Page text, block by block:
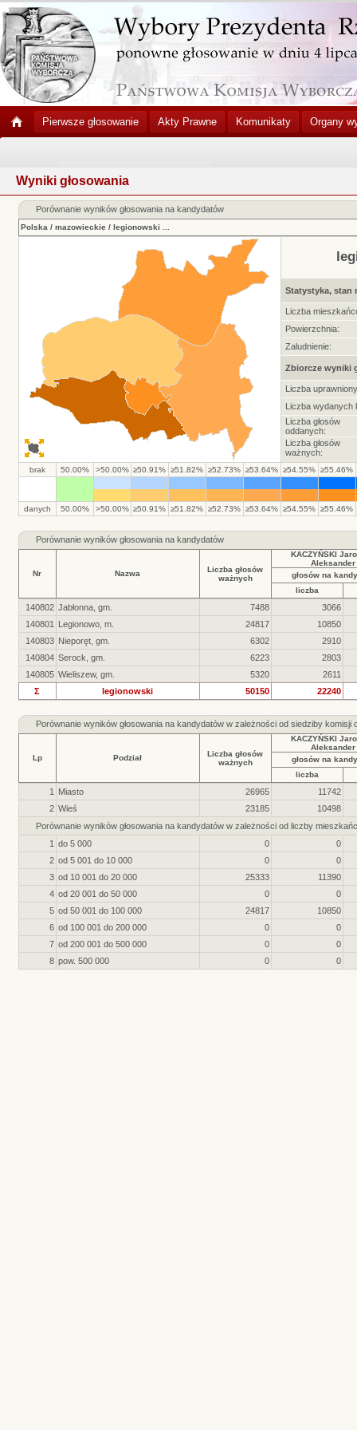
Pierwsze głosowanie Akty Prawne Komunikaty Organy
Wyniki głosowania
Porównanie wyników głosowania na kandydatów
Polska / mazowieckie / legionowski
Statystyka, stan
Liczba
Powierzchnia:
Zaludnienie:
Zbiorcze wyniki
Liczba
Liczba wydanych
Liczba głosów
oddanych:
Liczba głosów
ważnych:
brak 50.00% >50.00% ≥50.91% ≥51.82% ≥52.73% ≥53.64% ≥54.55% ≥55.46%
danych 50.00% >50.00% ≥50.91% ≥51.82% ≥52.73% ≥53.64% ≥54.55% ≥55.46%
Porównanie wyników głosowania na kandydatów
Nr Nazwa
Liczba głosów
ważnych
KACZYŃSKI
Aleksander
głosów na
liczba
140802 Jabłonna, gm. 7488
3066
140801
Legionowo, m. 24817
10850
140803 Nieporęt, gm. 6302
2910
140804 Serock, gm. 6223
2803
140805 Wieliszew, gm. 5320
2611
Σ
legionowski 50150 22240
Porównanie wyników głosowania na kandydatów w zależności od siedziby komisji
Lp Podział
Liczba głosów
ważnych
KACZYŃSKI
Aleksander
głosów na
liczba
1 Miasto 26965
11742
2 Wieś 23185
10498
Porównanie wyników głosowania na kandydatów w zależności od liczby
1 do 5 000 0
0
2 od 5 001 do 10 000 0
0
3 od 10 001 do 20 000 25333
11390
4 od 20 001 do 50 000 0
0
5 od 50 001 do 100 000 24817
10850
6 od 100 001 do 200 000 0
0
7 od 200 001 do 500 000 0
0
8 pow. 500 000 0 0